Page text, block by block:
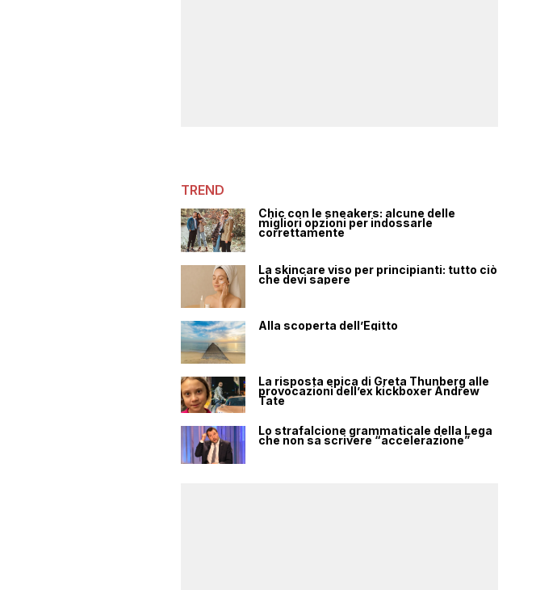
TREND
Chic con le sneakers: alcune delle
migliori opzioni per indossarle
correttamente
La skincare viso per principianti: tutto ciò
che devi sapere
Alla scoperta dell’Egitto
La risposta epica di Greta Thunberg alle
provocazioni dell’ex kickboxer Andrew
Tate
Lo strafalcione grammaticale della Lega
che non sa scrivere “accelerazione”